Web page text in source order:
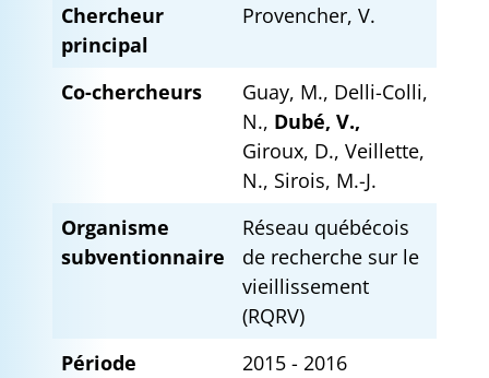
Chercheur
principal
Provencher, V.
Co-chercheurs
Guay, M., Delli-Colli,
N., Dubé, V.,
Giroux, D., Veillette,
N., Sirois, M.-J.
Organisme
subventionnaire
Réseau québécois
de recherche sur le
vieillissement
(RQRV)
Période
2015 - 2016